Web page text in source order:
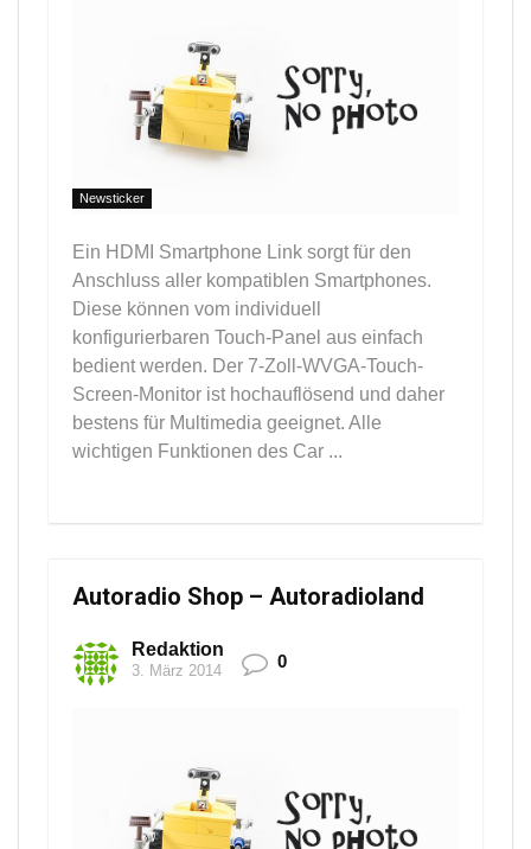
Newsticker
Ein HDMI Smartphone Link sorgt für den
Anschluss aller kompatiblen Smartphones.
Diese können vom individuell
konfigurierbaren Touch-Panel aus einfach
bedient werden. Der 7-Zoll-WVGA-Touch-
Screen-Monitor ist hochauflösend und daher
bestens für Multimedia geeignet. Alle
wichtigen Funktionen des Car ...
Autoradio Shop – Autoradioland
Redaktion
3. März 2014 0